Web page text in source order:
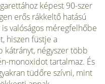
képest 90-szer
erős rákkeltő hatású
valóságos méregfelhőbe
hiszen füstje a
kátrányt, négyszer több
monoxidot tartalmaz. És
tüdőre szívni, mint